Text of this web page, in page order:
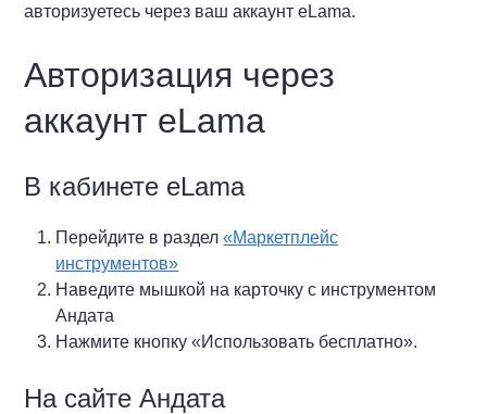
авторизуетесь через ваш аккаунт eLama.
Авторизация через
аккаунт eLama
В кабинете eLama
Перейдите в раздел«Маркетплейс
инструментов»
Наведите мышкой на карточку с инструментом
Андата
Нажмите кнопку «Использовать бесплатно».
На сайте Андата